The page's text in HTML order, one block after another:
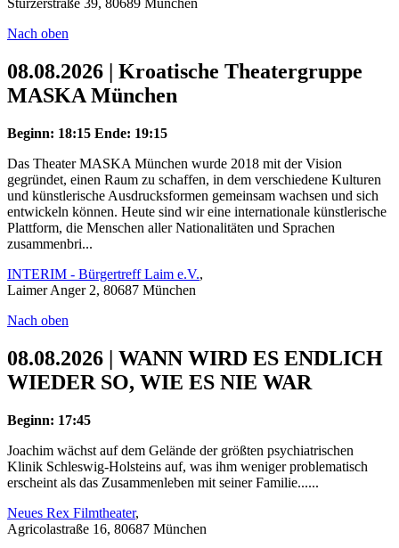
Stürzerstraße 39, 80689 München
Nach oben
08.08.2026 | Kroatische Theatergruppe
MASKA München
Beginn: 18:15 Ende: 19:15
Das Theater MASKA München wurde 2018 mit der Vision
gegründet, einen Raum zu schaffen, in dem verschiedene Kulturen
und künstlerische Ausdrucksformen gemeinsam wachsen und sich
entwickeln können. Heute sind wir eine internationale künstlerische
Plattform, die Menschen aller Nationalitäten und Sprachen
zusammenbri...
INTERIM - Bürgertreff Laim e.V.,
Laimer Anger 2, 80687 München
Nach oben
08.08.2026 | WANN WIRD ES ENDLICH
WIEDER SO, WIE ES NIE WAR
Beginn: 17:45
Joachim wächst auf dem Gelände der größten psychiatrischen
Klinik Schleswig-Holsteins auf, was ihm weniger problematisch
erscheint als das Zusammenleben mit seiner Familie......
Neues Rex Filmtheater,
Agricolastraße 16, 80687 München